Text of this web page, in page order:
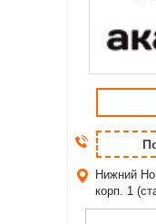
Нижний
корп. 1